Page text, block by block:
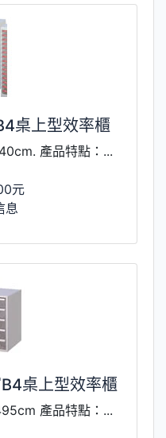
桌上型效率櫃
產品特點：...
元
息
桌上型效率櫃
產品特點：...